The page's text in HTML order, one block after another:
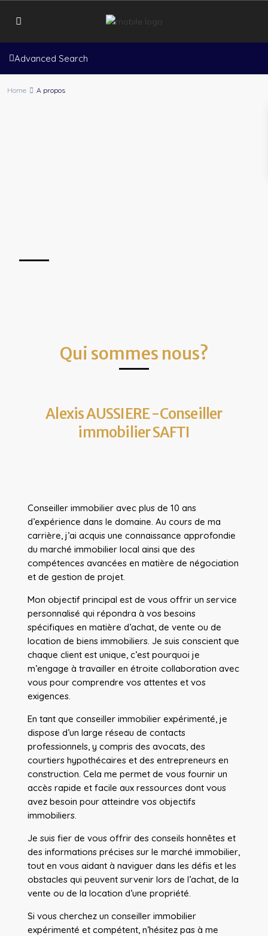
Advanced Search
Home A propos
Qui sommes nous?
Alexis AUSSIERE -Conseiller
immobilier SAFTI
Conseiller immobilier avec plus de 10 ans
d’expérience dans le domaine. Au cours de ma
carrière, j’ai acquis une connaissance approfondie
du marché immobilier local ainsi que des
compétences avancées en matière de négociation
et de gestion de projet.
Mon objectif principal est de vous offrir un service
personnalisé qui répondra à vos besoins
spécifiques en matière d’achat, de vente ou de
location de biens immobiliers. Je suis conscient que
chaque client est unique, c’est pourquoi je
m’engage à travailler en étroite collaboration avec
vous pour comprendre vos attentes et vos
exigences.
En tant que conseiller immobilier expérimenté, je
dispose d’un large réseau de contacts
professionnels, y compris des avocats, des
courtiers hypothécaires et des entrepreneurs en
construction. Cela me permet de vous fournir un
accès rapide et facile aux ressources dont vous
avez besoin pour atteindre vos objectifs
immobiliers.
Je suis fier de vous offrir des conseils honnêtes et
des informations précises sur le marché immobilier,
tout en vous aidant à naviguer dans les défis et les
obstacles qui peuvent survenir lors de l’achat, de la
vente ou de la location d’une propriété.
Si vous cherchez un conseiller immobilier
expérimenté et compétent, n’hésitez pas à me